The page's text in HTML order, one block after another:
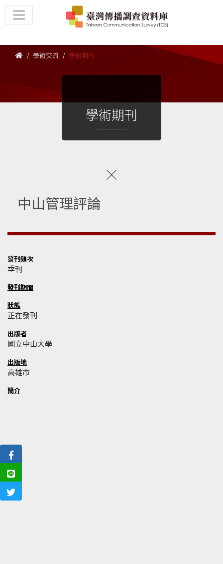
學術交流 學術期刊
學術期刊
中山管理評論
發刊頻次
季刊
發刊期間
狀態
正在發刊
出版者
國立中山大學
出版地
高雄市
簡介